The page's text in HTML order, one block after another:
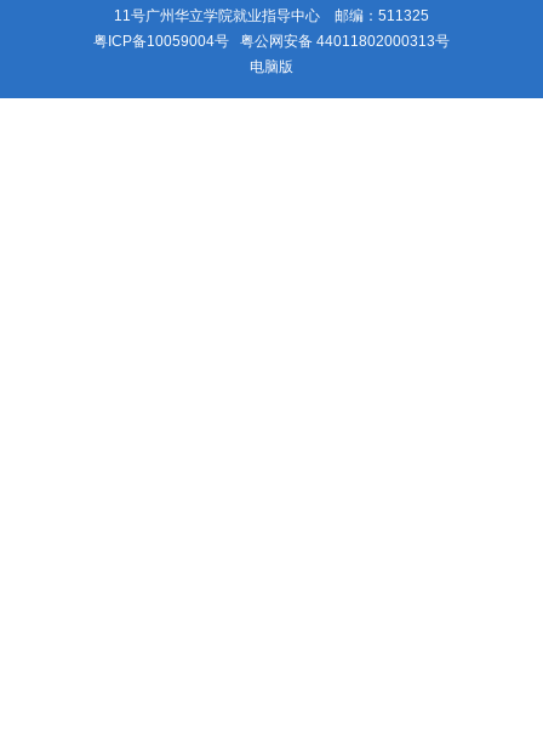
11号广州华立学院就业指导中心 邮编：511325
粤ICP备10059004号 粤公网安备 44011802000313号
电脑版